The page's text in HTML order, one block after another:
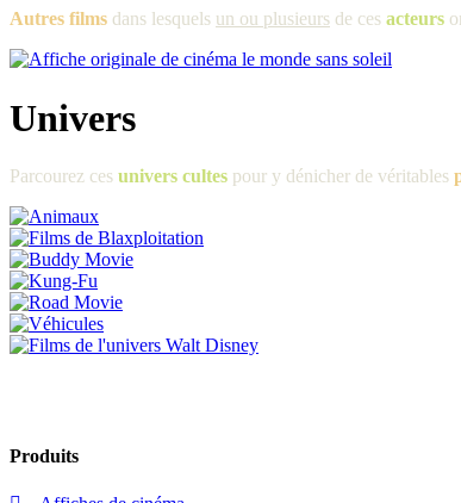
Autres films dans lesquels un ou plusieurs de ces acteurs
Univers
Parcourez ces univers cultes pour y dénicher de véritables
Produits